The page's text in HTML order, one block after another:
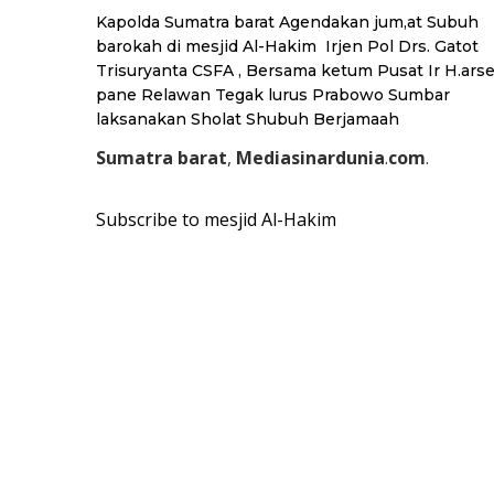
Kapolda Sumatra barat Agendakan jum,at Subuh
barokah di mesjid Al-Hakim Irjen Pol Drs. Gatot
Trisuryanta CSFA , Bersama ketum Pusat Ir H.arse
pane Relawan Tegak lurus Prabowo Sumbar
laksanakan Sholat Shubuh Berjamaah
Sumatra barat, Mediasinardunia.com.
Subscribe to mesjid Al-Hakim